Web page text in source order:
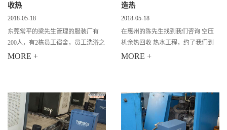
收热
2018-05-18
东莞常平的梁先生管理的服装厂有
200人，有2栋员工宿舍，员工洗浴之
前是用烟气锅炉的，但是后来因为东
MORE +
造热
2018-05-18
在惠州的陈先生找到我们咨询 空压
机余热回收 热水工程，约了我们到
现场看他们厂房的环境，他家是做电
MORE +